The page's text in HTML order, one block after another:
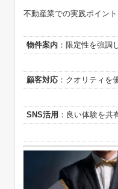
不動産業での実践ポイント
物件案内 ：限定性を強調
顧客対応 ：クオリティを
SNS活用 ：良い体験を共